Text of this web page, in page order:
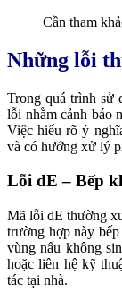
Cần tham
Những lỗi
Trong quá trình sử
lỗi nhằm cảnh báo
Việc hiểu rõ ý
và có hướng xử lý
Lỗi dE – Bếp
Mã lỗi dE thường
trường hợp này
vùng nấu không
hoặc liên hệ kỹ
tác tại nhà.